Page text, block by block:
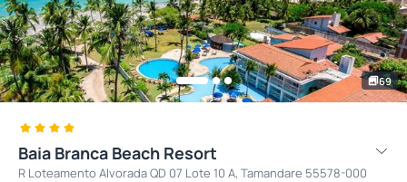
69
Baia Branca Beach Resort
R Loteamento Alvorada QD 07 Lote 10 A, Tamandare 55578-000